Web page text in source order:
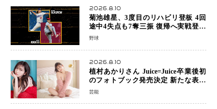
2026.8.10
菊池雄星、3度目のリハビリ登板 4回
途中4失点も7奪三振 復帰へ実戦登板
を重ねる
野球
2026.8.10
植村あかりさん Juice=Juice卒業後初
のフォトブック発売決定 新たな表現
者としての“今”を凝縮
芸能